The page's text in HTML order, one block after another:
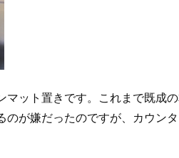
マット置きです。これまで既成
が嫌だったのですが、カウン